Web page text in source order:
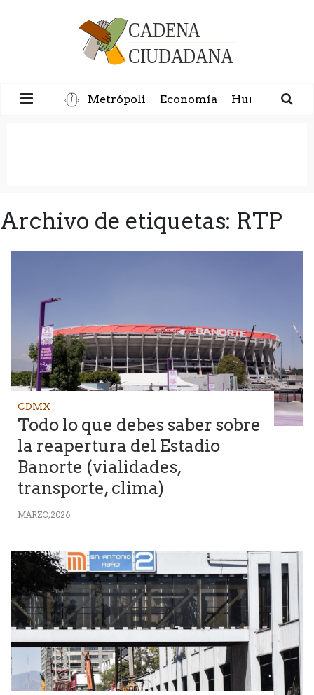
Metrópoli Economía Humanidad
Archivo de etiquetas: RTP
CDMX
Todo lo que debes saber sobre
la reapertura del Estadio
Banorte (vialidades,
transporte, clima)
MARZO, 2026